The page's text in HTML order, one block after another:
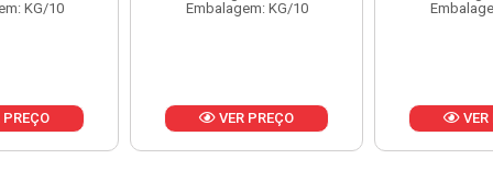
KG/10
PREÇO
Embalagem: KG/15
VER PREÇO VER